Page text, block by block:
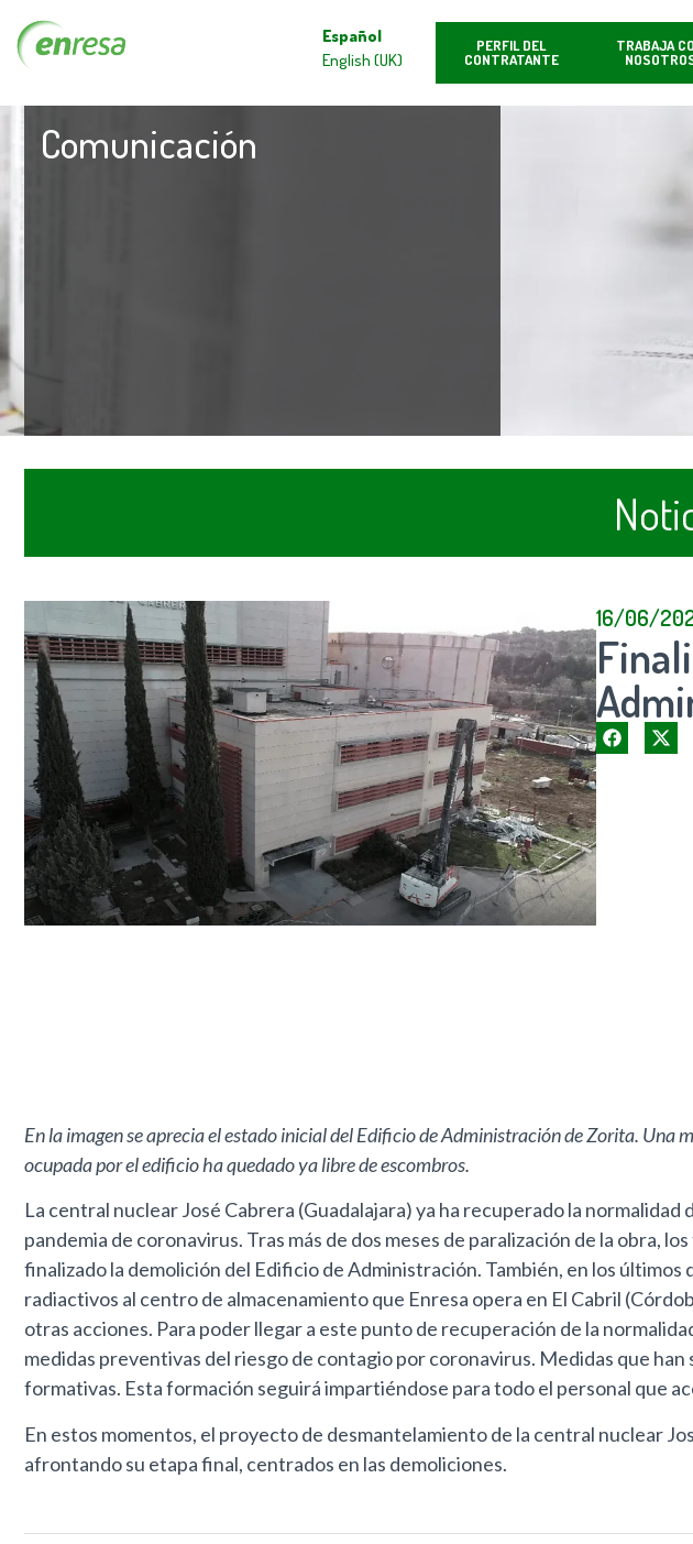
Español
English (UK)
PERFIL DEL
CONTRATANTE
TRABAJA
Comunicación
16/06/
En la imagen se aprecia el estado inicial del Edificio de Administración de Zorita.
ocupada por el edificio ha quedado ya libre de escombros.
La central nuclear José Cabrera (Guadalajara) ya ha recuperado la
pandemia de coronavirus. Tras más de dos meses de paralización de la obra,
finalizado la demolición del Edificio de Administración. También, en los
radiactivos al centro de almacenamiento que Enresa opera en El Cabril
otras acciones. Para poder llegar a este punto de recuperación de la
medidas preventivas del riesgo de contagio por coronavirus. Medidas que
formativas. Esta formación seguirá impartiéndose para todo el personal que
En estos momentos, el proyecto de desmantelamiento de la central nuclear
afrontando su etapa final, centrados en las demoliciones.